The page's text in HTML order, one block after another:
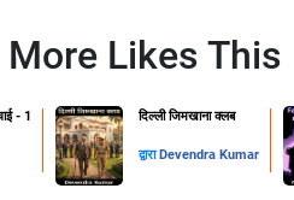
More Likes This
- 1 दिल्ली जिमखाना क्लब
द्वारा Devendra Kumar